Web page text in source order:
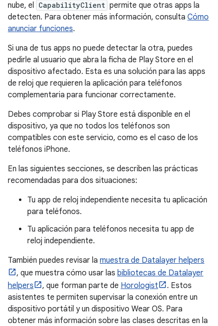
nube, el CapabilityClient permite que otras apps la
detecten. Para obtener más información, consulta Cómo
anunciar funciones.
Si una de tus apps no puede detectar la otra, puedes
pedirle al usuario que abra la ficha de Play Store en el
dispositivo afectado. Esta es una solución para las apps
de reloj que requieren la aplicación para teléfonos
complementaria para funcionar correctamente.
Debes comprobar si Play Store está disponible en el
dispositivo, ya que no todos los teléfonos son
compatibles con este servicio, como es el caso de los
teléfonos iPhone.
En las siguientes secciones, se describen las prácticas
recomendadas para dos situaciones:
Tu app de reloj independiente necesita tu aplicación
para teléfonos.
Tu aplicación para teléfonos necesita tu app de
reloj independiente.
También puedes revisar la muestra de Datalayer helpers
, que muestra cómo usar las bibliotecas de Datalayer
helpers
, que forman parte de Horologist
. Estos
asistentes te permiten supervisar la conexión entre un
dispositivo portátil y un dispositivo Wear OS. Para
obtener más información sobre las clases descritas en la